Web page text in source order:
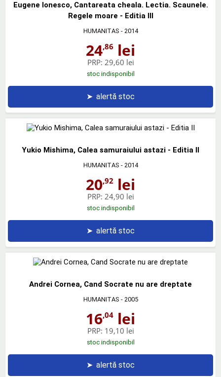
Eugene Ionesco, Cantareata cheala. Lectia. Scaunele.
Regele moare - Editia III
HUMANITAS - 2014
24,86 lei
PRP: 29,60 lei
stoc indisponibil
➤ alertă stoc
Yukio Mishima, Calea samuraiului astazi - Editia II
HUMANITAS - 2014
20,92 lei
PRP: 24,90 lei
stoc indisponibil
➤ alertă stoc
Andrei Cornea, Cand Socrate nu are dreptate
HUMANITAS - 2005
16,04 lei
PRP: 19,10 lei
stoc indisponibil
➤ alertă stoc